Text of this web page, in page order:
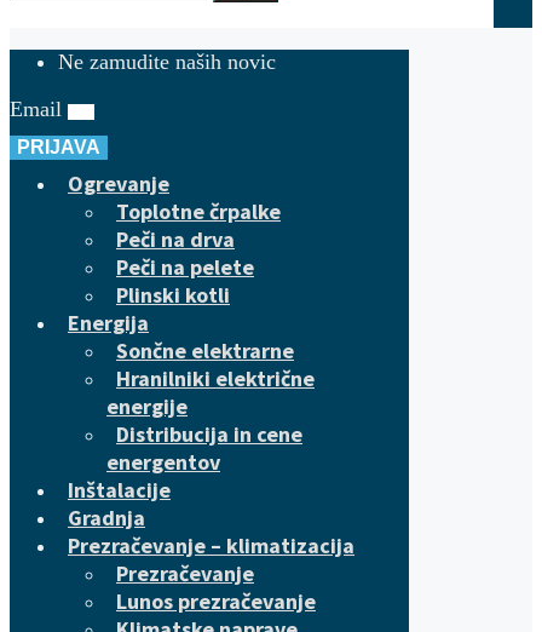
Ne zamudite naših novic
Email
PRIJAVA
Ogrevanje
Toplotne črpalke
Peči na drva
Peči na pelete
Plinski kotli
Energija
Sončne elektrarne
Hranilniki električne
energije
Distribucija in cene
energentov
Inštalacije
Gradnja
Prezračevanje – klimatizacija
Prezračevanje
Lunos prezračevanje